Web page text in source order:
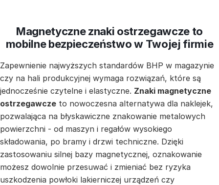
Magnetyczne znaki ostrzegawcze to
mobilne bezpieczeństwo w Twojej firmie
Zapewnienie najwyższych standardów BHP w magazynie
czy na hali produkcyjnej wymaga rozwiązań, które są
jednocześnie czytelne i elastyczne. Znaki magnetyczne
ostrzegawcze to nowoczesna alternatywa dla naklejek,
pozwalająca na błyskawiczne znakowanie metalowych
powierzchni - od maszyn i regałów wysokiego
składowania, po bramy i drzwi techniczne. Dzięki
zastosowaniu silnej bazy magnetycznej, oznakowanie
możesz dowolnie przesuwać i zmieniać bez ryzyka
uszkodzenia powłoki lakierniczej urządzeń czy